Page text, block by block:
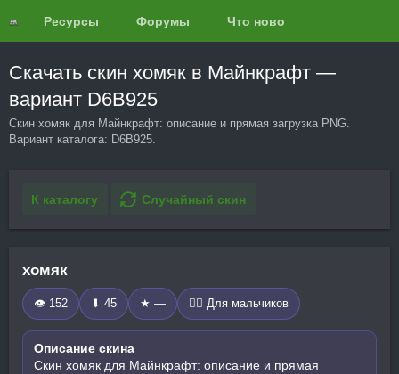
Ресурсы Форумы Что нового?
Скачать скин хомяк в Майнкрафт —
вариант D6B925
Скин хомяк для Майнкрафт: описание и прямая загрузка PNG.
Вариант каталога: D6B925.
К каталогу Случайный скин
хомяк
👁 152 ⬇ 45 ★ — 🧍‍♂️ Для мальчиков
Описание скина
Скин хомяк для Майнкрафт: описание и прямая